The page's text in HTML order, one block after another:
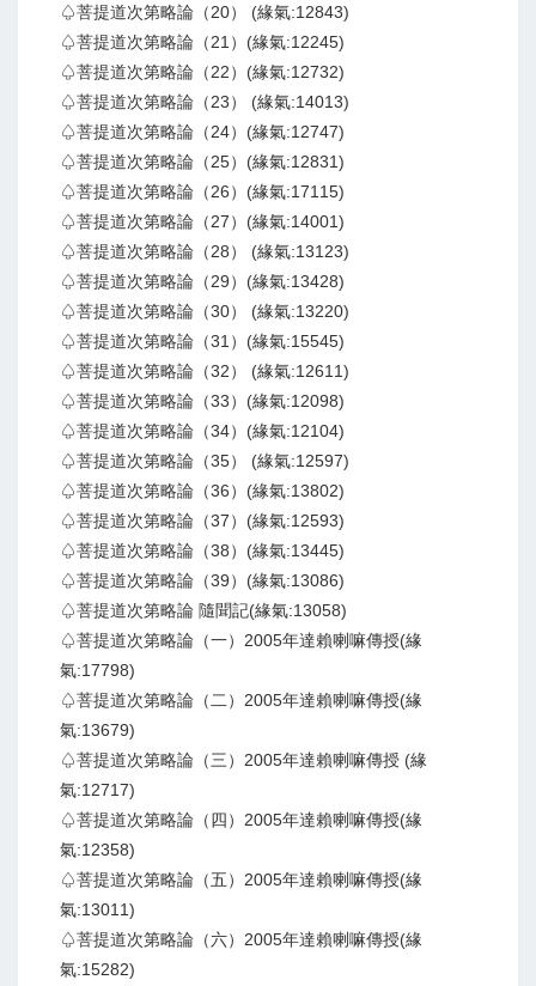
♤菩提道次第略論（20） (緣氣:12843)
♤菩提道次第略論（21）(緣氣:12245)
♤菩提道次第略論（22）(緣氣:12732)
♤菩提道次第略論（23） (緣氣:14013)
♤菩提道次第略論（24）(緣氣:12747)
♤菩提道次第略論（25）(緣氣:12831)
♤菩提道次第略論（26）(緣氣:17115)
♤菩提道次第略論（27）(緣氣:14001)
♤菩提道次第略論（28） (緣氣:13123)
♤菩提道次第略論（29）(緣氣:13428)
♤菩提道次第略論（30） (緣氣:13220)
♤菩提道次第略論（31）(緣氣:15545)
♤菩提道次第略論（32） (緣氣:12611)
♤菩提道次第略論（33）(緣氣:12098)
♤菩提道次第略論（34）(緣氣:12104)
♤菩提道次第略論（35） (緣氣:12597)
♤菩提道次第略論（36）(緣氣:13802)
♤菩提道次第略論（37）(緣氣:12593)
♤菩提道次第略論（38）(緣氣:13445)
♤菩提道次第略論（39）(緣氣:13086)
♤菩提道次第略論 隨聞記(緣氣:13058)
♤菩提道次第略論（一）2005年達賴喇嘛傳授(緣
氣:17798)
♤菩提道次第略論（二）2005年達賴喇嘛傳授(緣
氣:13679)
♤菩提道次第略論（三）2005年達賴喇嘛傳授 (緣
氣:12717)
♤菩提道次第略論（四）2005年達賴喇嘛傳授(緣
氣:12358)
♤菩提道次第略論（五）2005年達賴喇嘛傳授(緣
氣:13011)
♤菩提道次第略論（六）2005年達賴喇嘛傳授(緣
氣:15282)